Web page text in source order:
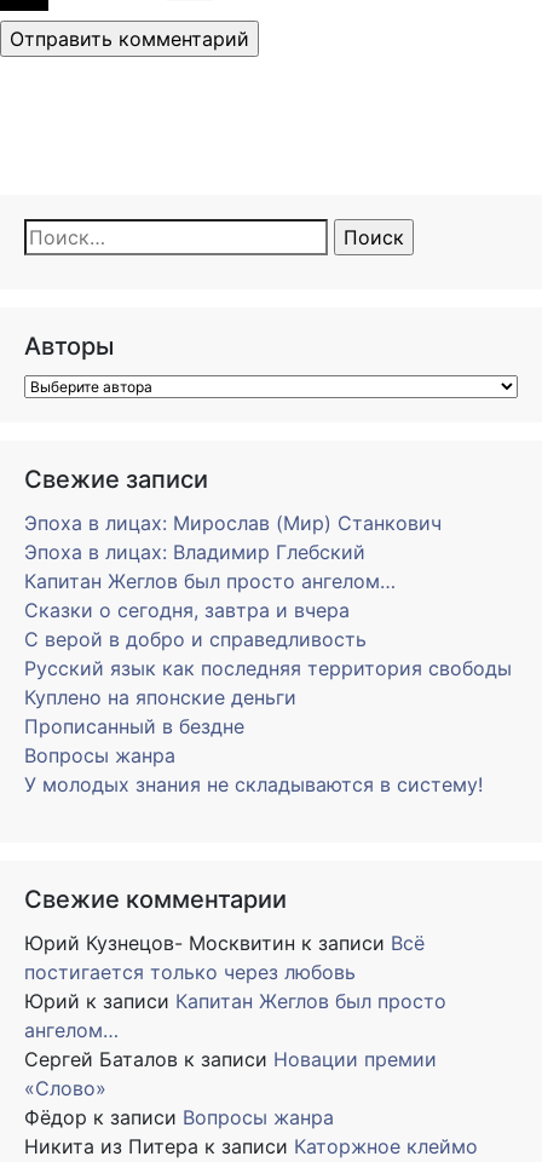
Найти:
Авторы
Свежие записи
Эпоха в лицах: Мирослав (Мир) Станкович
Эпоха в лицах: Владимир Глебский
Капитан Жеглов был просто ангелом…
Сказки о сегодня, завтра и вчера
С верой в добро и справедливость
Русский язык как последняя территория свободы
Куплено на японские деньги
Прописанный в бездне
Вопросы жанра
У молодых знания не складываются в систему!
Свежие комментарии
Юрий Кузнецов- Москвитин к записи Всё
постигается только через любовь
Юрий к записи Капитан Жеглов был просто
ангелом…
Сергей Баталов к записи Новации премии
«Слово»
Фёдор к записи Вопросы жанра
Никита из Питера к записи Каторжное клеймо